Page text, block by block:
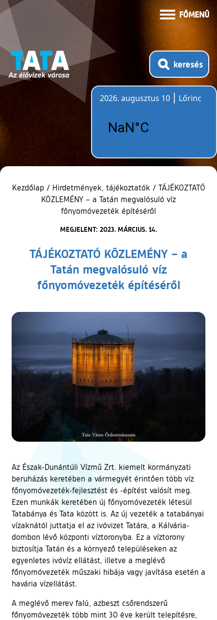
FŐMENÜ
keresés
2026. augusztus 10
Lőrinc
Kezdőlap / Hirdetmények, tájékoztatók / TÁJÉKOZTATÓ
KÖZLEMÉNY – a Tatán megvalósuló víz
főnyomóvezeték építéséről
MEGJELENT: 2023. MÁRCIUS. 14.
TÁJÉKOZTATÓ KÖZLEMÉNY – a
Tatán megvalósuló víz
főnyomóvezeték építéséről
Az Észak-Dunántúli Vízmű Zrt. kiemelt kormányzati
beruházás keretében a vármegyét érintően több víz
főnyomóvezeték-fejlesztést és -építést valósít meg.
Ezen munkák keretében új főnyomóvezeték létesül
Tatabánya és Tata között is. Az új vezeték a tatabányai
vízaknától juttatja el az ivóvizet Tatára, a Kálvária-
dombon lévő központi víztoronyba. Ez a víztorony
biztosítja Tatán és a környező településeken az
egyenletes ivóvíz ellátást, illetve a meglévő
főnyomóvezeték műszaki hibája vagy javítása esetén a
havária vízellátást.
A meglévő merev falú, azbeszt csőrendszerű
főnyomóvezeték több mint 30 éve került telepítésre,